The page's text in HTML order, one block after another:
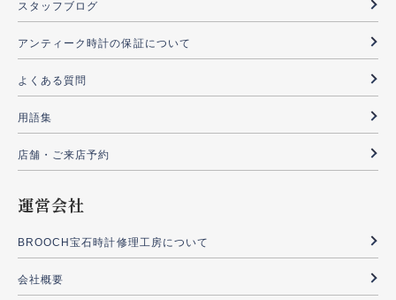
スタッフブログ
アンティーク時計の保証について
よくある質問
用語集
店舗・ご来店予約
運営会社
BROOCH宝石時計修理工房について
会社概要